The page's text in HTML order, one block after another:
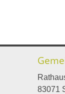
83071